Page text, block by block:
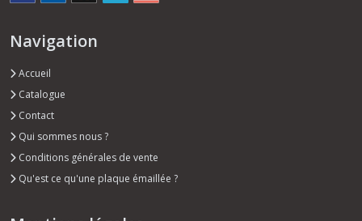
Navigation
Accueil
Catalogue
Contact
Qui sommes nous ?
Conditions générales de vente
Qu'est ce qu'une plaque émaillée ?